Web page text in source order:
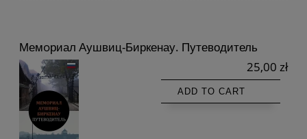
Мемoриал Аушвиц-Биркенау. Путеводитель
25,00 zł
ADD TO CART